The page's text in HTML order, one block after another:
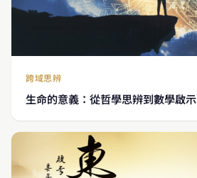
跨域思辨
生命的意義：從哲學思辨到數學啟示